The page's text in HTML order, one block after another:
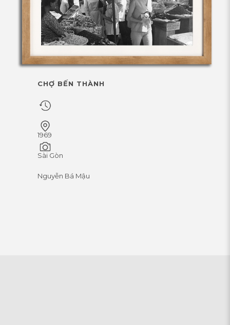
CHỢ BẾN THÀNH
1969
Sài Gòn
Nguyễn Bá Mậu